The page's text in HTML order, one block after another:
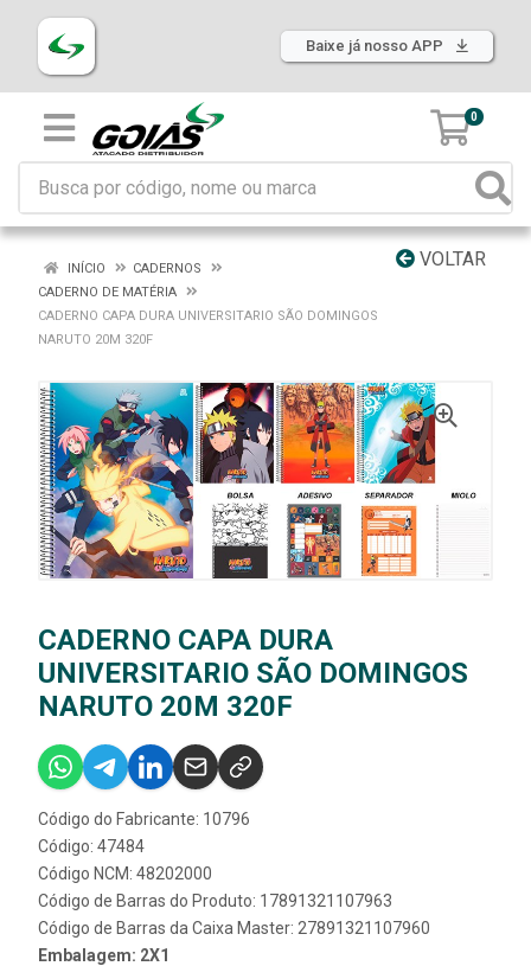
Baixe já nosso APP
0
VOLTAR
INÍCIO
CADERNOS
CADERNO DE MATÉRIA
CADERNO CAPA DURA UNIVERSITARIO SÃO DOMINGOS
NARUTO 20M 320F
CADERNO CAPA DURA
UNIVERSITARIO SÃO DOMINGOS
NARUTO 20M 320F
Código do Fabricante: 10796
Código: 47484
Código NCM: 48202000
Código de Barras do Produto: 17891321107963
Código de Barras da Caixa Master: 27891321107960
Embalagem: 2X1